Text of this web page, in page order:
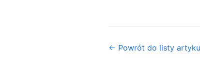
← Powrót do listy